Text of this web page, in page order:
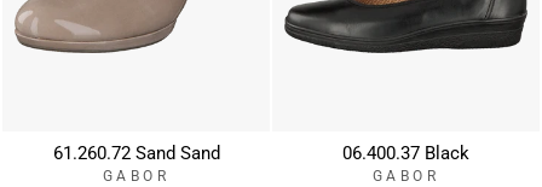
61.260.72 Sand Sand
GABOR
06.400.37 Black
GABOR